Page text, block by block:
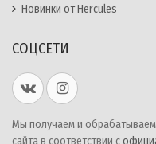
Новинки от Hercules
СОЦСЕТИ
Мы получаем и